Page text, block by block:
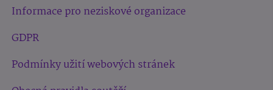
Informace pro neziskové organizace
GDPR
Podmínky užití webových stránek